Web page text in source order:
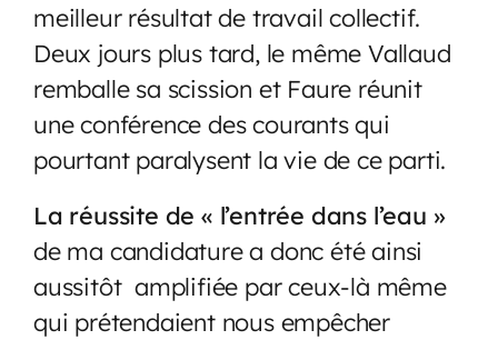
meilleur résultat de travail collectif.
Deux jours plus tard, le même Vallaud
remballe sa scission et Faure réunit
une conférence des courants qui
pourtant paralysent la vie de ce parti.
La réussite de « l’entrée dans l’eau »
de ma candidature a donc été ainsi
aussitôt amplifiée par ceux-là même
qui prétendaient nous empêcher